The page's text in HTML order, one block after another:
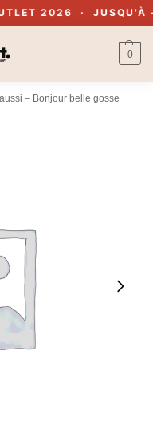
2026 · JUSQU'À -
0
– Bonjour belle gosse